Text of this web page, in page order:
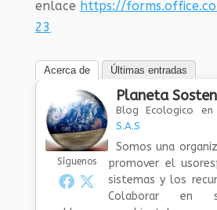
enlace https://
23
Acerca de Últimas entradas
Síguenos
Planeta
Blog Ecologico en
S.A.S
Somos una
promover el
sistemas y los
Colaborar en